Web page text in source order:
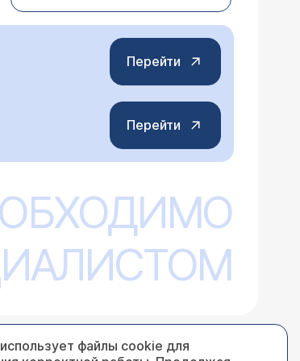
для достижения эффекта.
(как мне объяснили
делать определённые
узнать, какие
данном заболевании, а каких лучше избегать. Заранее спасибо за ответ.
Обычной рекомендацией при
каких-либо упражнений
Перейти
Перейти
файлы cookie для